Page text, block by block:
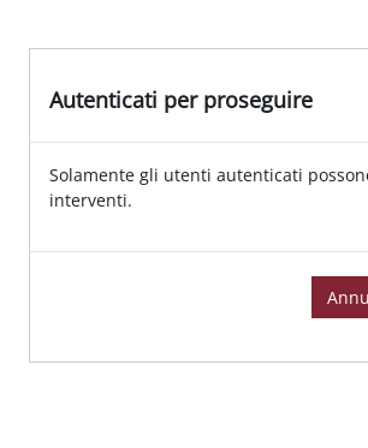
Autenticati per proseguire
Solamente gli utenti autenticati
interventi.